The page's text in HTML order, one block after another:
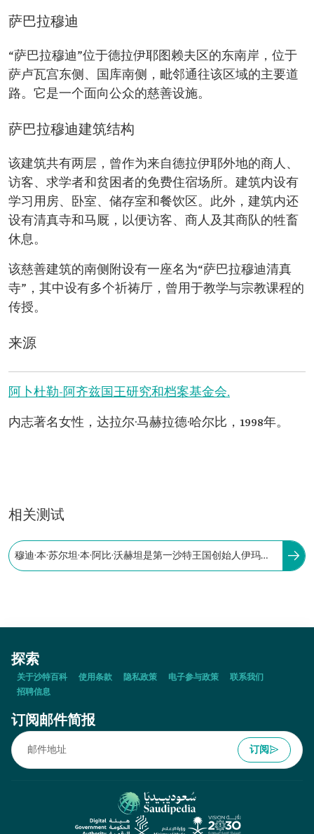
萨巴拉穆迪
“萨巴拉穆迪”位于德拉伊耶图赖夫区的东南岸，位于
萨卢瓦宫东侧、国库南侧，毗邻通往该区域的主要道
路。它是一个面向公众的慈善设施。
萨巴拉穆迪建筑结构
该建筑共有两层，曾作为来自德拉伊耶外地的商人、
访客、求学者和贫困者的免费住宿场所。建筑内设有
学习用房、卧室、储存室和餐饮区。此外，建筑内还
设有清真寺和马厩，以便访客、商人及其商队的牲畜
休息。
该慈善建筑的南侧附设有一座名为“萨巴拉穆迪清真
寺”，其中设有多个祈祷厅，曾用于教学与宗教课程的
传授。
来源
阿卜杜勒-阿齐兹国王研究和档案基金会.
内志著名女性，达拉尔·马赫拉德·哈尔比，1998年。
相关测试
穆迪·本·苏尔坦·本·阿比·沃赫坦是第一沙特王国创始人伊玛目
探索
关于沙特百科 使用条款 隐私政策 电子参与政策
联系我们
招聘信息
订阅邮件简报
订阅